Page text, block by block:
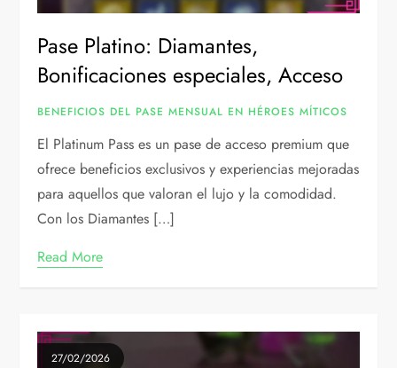
Pase Platino: Diamantes,
Bonificaciones especiales, Acceso
BENEFICIOS DEL PASE MENSUAL EN HÉROES MÍTICOS
El Platinum Pass es un pase de acceso premium que
ofrece beneficios exclusivos y experiencias mejoradas
para aquellos que valoran el lujo y la comodidad.
Con los Diamantes […]
Read More
27/02/2026